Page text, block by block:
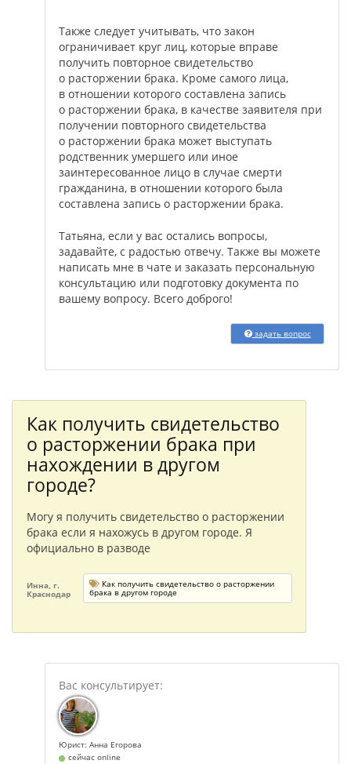
Также следует учитывать, что закон
ограничивает круг лиц, которые вправе
получить повторное свидетельство
о расторжении брака. Кроме самого лица,
в отношении которого составлена запись
о расторжении брака, в качестве заявителя при
получении повторного свидетельства
о расторжении брака может выступать
родственник умершего или иное
заинтересованное лицо в случае смерти
гражданина, в отношении которого была
составлена запись о расторжении брака.
Татьяна, если у вас остались вопросы,
задавайте, с радостью отвечу. Также вы можете
написать мне в чате и заказать персональную
консультацию или подготовку документа по
вашему вопросу. Всего доброго!
задать вопрос
Как получить свидетельство
о расторжении брака при
нахождении в другом
городе?
Могу я получить свидетельство о расторжении
брака если я нахожусь в другом городе. Я
официально в разводе
Инна, г.
Краснодар
Как получить свидетельство о расторжении
брака в другом городе
Юрист: Анна Егорова
сейчас online